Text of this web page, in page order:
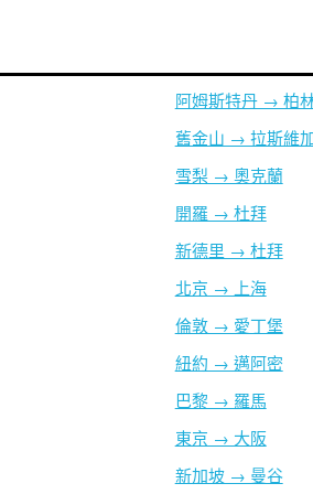
阿姆斯特丹 → 柏
舊金山 → 拉斯維
雪梨 → 奧克蘭
開羅 → 杜拜
新德里 → 杜拜
北京 → 上海
倫敦 → 愛丁堡
紐約 → 邁阿密
巴黎 → 羅馬
東京 → 大阪
新加坡 → 曼谷